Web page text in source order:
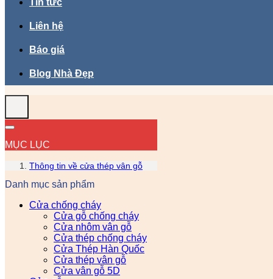
Tin tức
Liên hệ
Báo giá
Blog Nhà Đẹp
MỤC LỤC
Thông tin về cửa thép vân gỗ
Danh mục sản phẩm
Cửa chống cháy
Cửa gỗ chống cháy
Cửa nhôm vân gỗ
Cửa thép chống cháy
Cửa Thép Hàn Quốc
Cửa thép vân gỗ
Cửa vân gỗ 5D